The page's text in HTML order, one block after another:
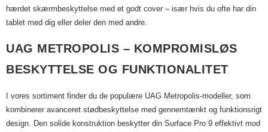
hærdet skærmbeskyttelse med et godt cover – især hvis du ofte har din
tablet med dig eller deler den med andre.
UAG METROPOLIS – KOMPROMISLØS
BESKYTTELSE OG FUNKTIONALITET
I vores sortiment finder du de populære UAG Metropolis-modeller, som
kombinerer avanceret stødbeskyttelse med gennemtænkt og funktionsrigt
design. Den solide konstruktion beskytter din Surface Pro 9 effektivt mod